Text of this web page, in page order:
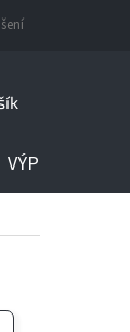
VÝPRODEJ